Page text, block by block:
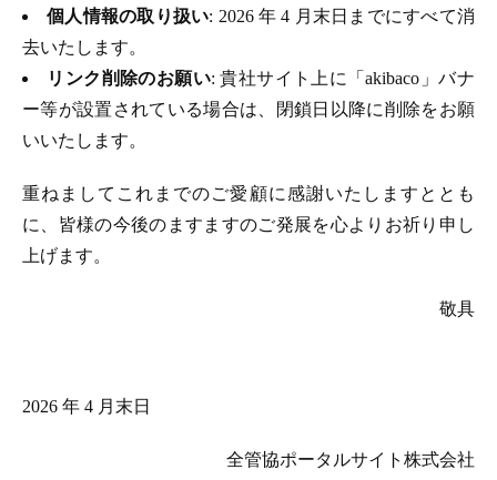
個人情報の取り扱い: 2026 年 4 月末日までにすべて消
去いたします。
リンク削除のお願い: 貴社サイト上に「akibaco」バナ
ー等が設置されている場合は、閉鎖日以降に削除をお願
いいたします。
重ねましてこれまでのご愛顧に感謝いたしますととも
に、皆様の今後のますますのご発展を心よりお祈り申し
上げます。
敬具
2026 年 4 月末日
全管協ポータルサイト株式会社